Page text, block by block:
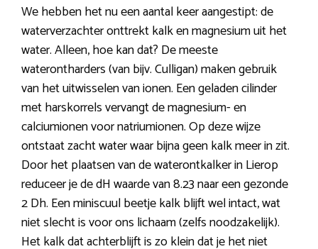
We hebben het nu een aantal keer aangestipt: de
waterverzachter onttrekt kalk en magnesium uit het
water. Alleen, hoe kan dat? De meeste
waterontharders (van bijv. Culligan) maken gebruik
van het uitwisselen van ionen. Een geladen cilinder
met harskorrels vervangt de magnesium- en
calciumionen voor natriumionen. Op deze wijze
ontstaat zacht water waar bijna geen kalk meer in zit.
Door het plaatsen van de waterontkalker in Lierop
reduceer je de dH waarde van 8.23 naar een gezonde
2 Dh. Een miniscuul beetje kalk blijft wel intact, wat
niet slecht is voor ons lichaam (zelfs noodzakelijk).
Het kalk dat achterblijft is zo klein dat je het niet